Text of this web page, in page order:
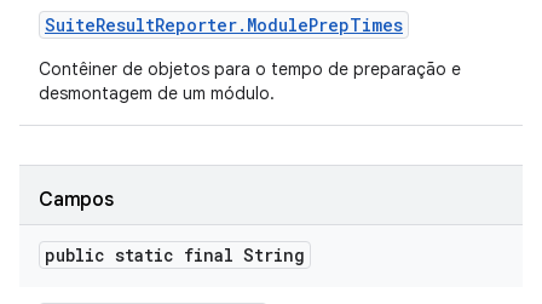
SuiteResultReporter. ModulePrepTimes
Contêiner de objetos para o tempo de preparação e
desmontagem de um módulo.
Campos
public static final String